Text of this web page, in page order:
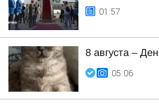
01:57
8 августа –
05:06